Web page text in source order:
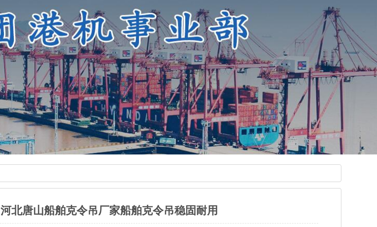
河北唐山船舶克令吊厂家船舶克令吊稳固耐用